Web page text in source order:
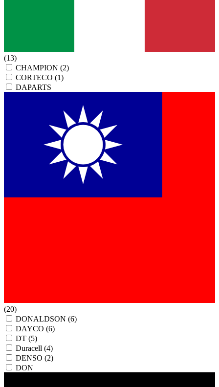
(13)
CHAMPION (2)
CORTECO (1)
DAPARTS
(20)
DONALDSON (6)
DAYCO (6)
DT (5)
Duracell (4)
DENSO (2)
DON